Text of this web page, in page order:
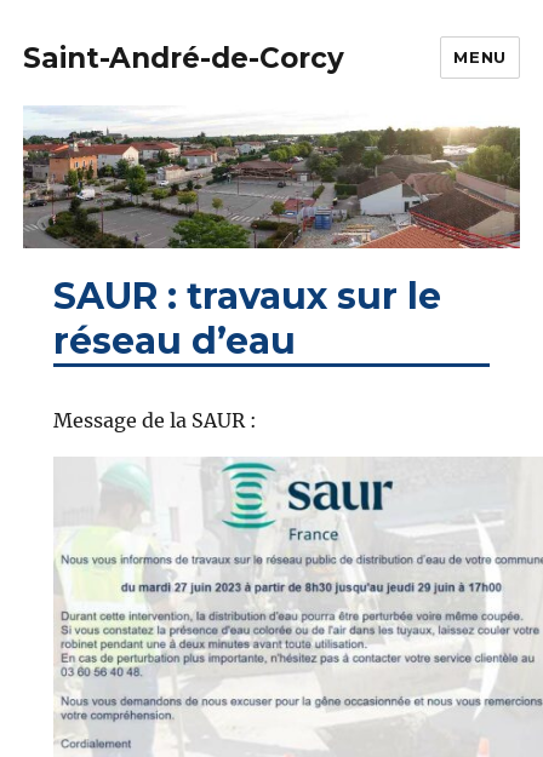
Saint-André-de-Corcy MENU
SAUR : travaux sur le
réseau d’eau
Message de la SAUR :